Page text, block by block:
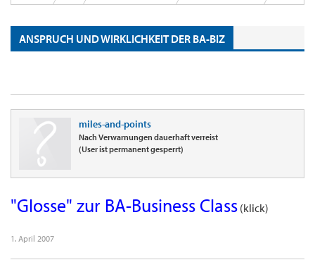
ANSPRUCH UND WIRKLICHKEIT DER BA-BIZ
miles-and-points
Nach Verwarnungen dauerhaft verreist
(User ist permanent gesperrt)
"Glosse" zur BA-Business Class (klick)
1. April 2007